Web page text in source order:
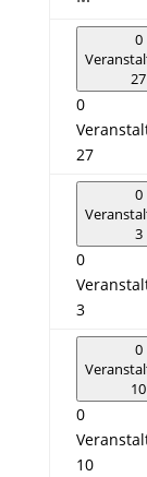
0
27
0
27
0
3
0
3
0
10
0
10